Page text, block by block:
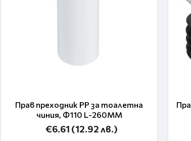
Прав преходник PP за тоалетна
чиния, Ф110 L-260MM
€6.61 (12.92 лв.)